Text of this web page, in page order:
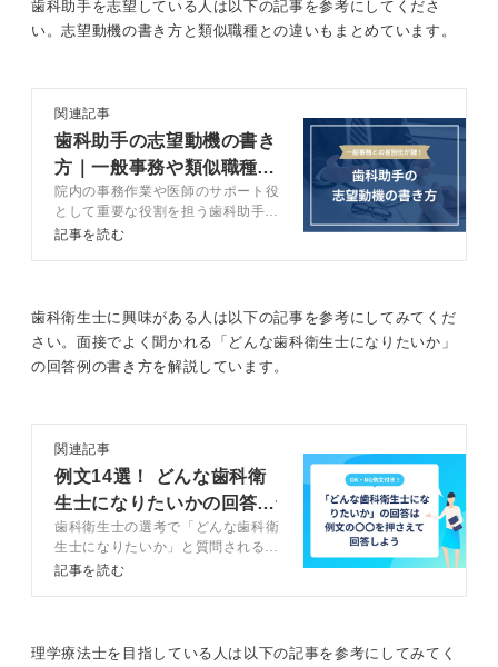
歯科助手を志望している人は以下の記事を参考にしてくださ
い。志望動機の書き方と類似職種との違いもまとめています。
関連記事
歯科助手の志望動機の書き
方｜一般事務や類似職種と
の違いは？
院内の事務作業や医師のサポート役
として重要な役割を担う歯科助手。
歯科助手への熱意を存分にアピール
う。キャリアコンサルタントが例文
10選とともに実践的なアドバイス
を紹介します。
記事を読む
歯科衛生士に興味がある人は以下の記事を参考にしてみてくだ
さい。面接でよく聞かれる「どんな歯科衛生士になりたいか」
の回答例の書き方を解説しています。
関連記事
例文14選！ どんな歯科衛
生士になりたいかの回答で
差別化する方法
歯科衛生士の選考で「どんな歯科衛
生士になりたいか」と質問されるこ
とがあります。医院側がこの質問を
イザーと一緒に「どんな歯科衛生士
記事を読む
理学療法士を目指している人は以下の記事を参考にしてみてく